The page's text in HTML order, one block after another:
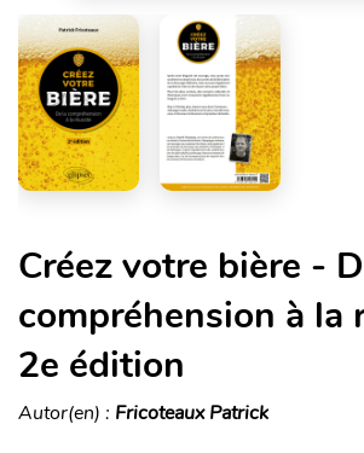
Créez votre bière -
compréhension à la
2e édition
Autor(en) : Fricoteaux Patrick